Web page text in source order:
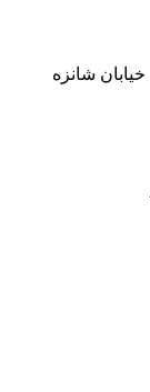
خیابان شانزه